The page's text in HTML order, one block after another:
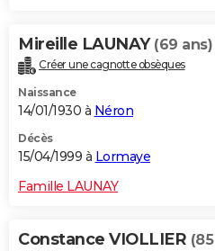
Mireille LAUNAY (69 ans)
Créer une cagnotte obsèques
Naissance
14/01/1930 à Néron
Décès
15/04/1999 à Lormaye
Famille LAUNAY
Constance VIOLLIER